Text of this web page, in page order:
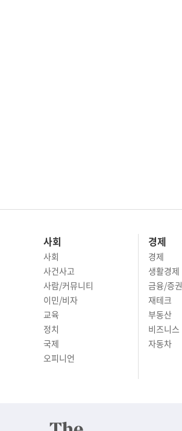
사회
사회
사건사고
사람/커뮤니티
이민/비자
교육
정치
국제
오피니언
경제
경제
생활경제
금융/증권
재테크
부동산
비즈니스
자동차